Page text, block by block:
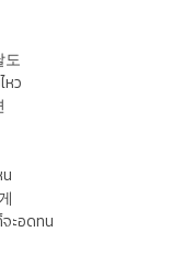
도
หว
จะอดทน